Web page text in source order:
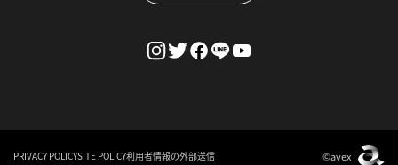
PRIVACY POLICYSITE POLICY利用者情報の外部送信 ©avex